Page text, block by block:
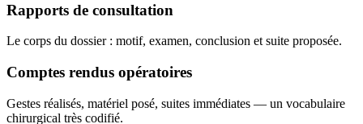
Rapports de consultation
Le corps du dossier : motif, examen, conclusion et suite proposée.
Comptes rendus opératoires
Gestes réalisés, matériel posé, suites immédiates — un vocabulaire
chirurgical très codifié.